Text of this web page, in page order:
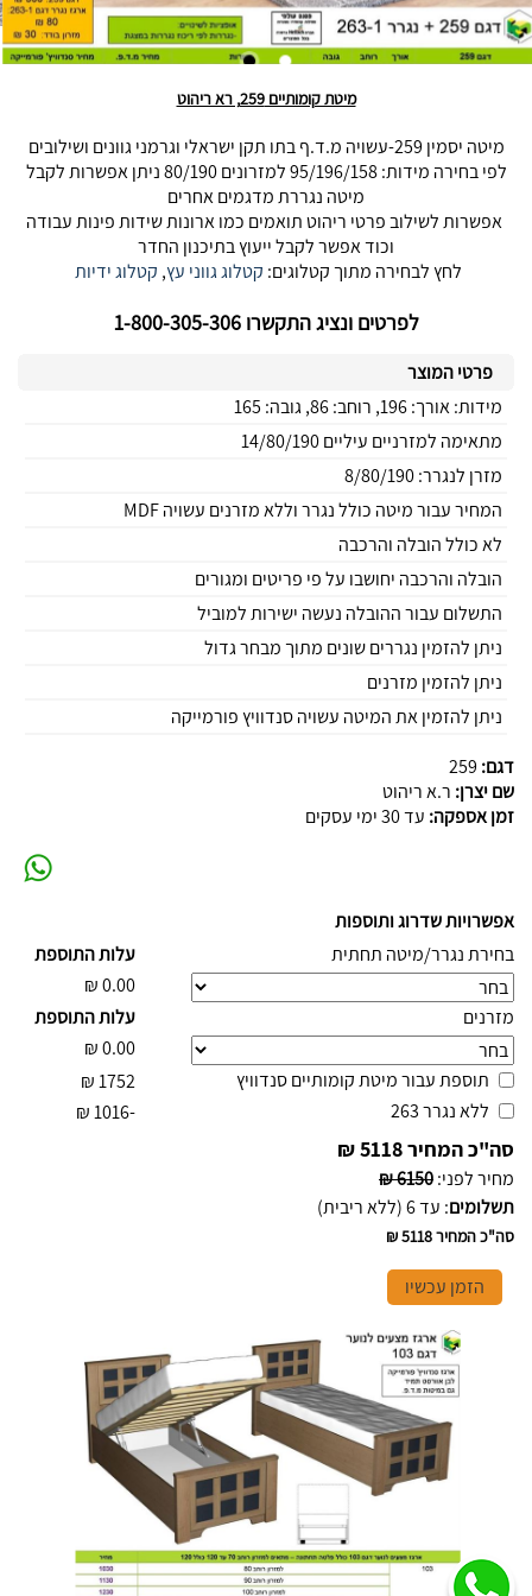
מיטת קומותיים 259, רא ריהוט
מיטה יסמין 259-עשויה מ.ד.ף בתו תקן ישראלי וגרמני גוונים ושילובים
לפי בחירה מידות: 95/196/158 למזרונים 80/190 ניתן אפשרות לקבל
מיטה נגררת מדגמים אחרים
אפשרות לשילוב פרטי ריהוט תואמים כמו ארונות שידות פינות עבודה
וכוד אפשר לקבל ייעוץ בתיכנון החדר
לחץ לבחירה מתוך קטלוגים: קטלוג גווני עץ, קטלוג ידיות
לפרטים ונציג התקשרו 1-800-305-306
פרטי המוצר
מידות: אורך: 196, רוחב: 86, גובה: 165
מתאימה למזרניים עיליים 14/80/190
מזרן לנגרר: 8/80/190
המחיר עבור מיטה כולל נגרר וללא מזרנים עשויה MDF
לא כולל הובלה והרכבה
הובלה והרכבה יחושבו על פי פריטים ומגורים
התשלום עבור ההובלה נעשה ישירות למוביל
ניתן להזמין נגררים שונים מתוך מבחר גדול
ניתן להזמין מזרנים
ניתן להזמין את המיטה עשויה סנדוויץ פורמייקה
דגם: 259
שם יצרן: ר.א ריהוט
זמן אספקה: עד 30 ימי עסקים
אפשרויות שדרוג ותוספות
בחירת נגרר/מיטה תחתית
עלות התוספת
0.00
₪
מזרנים
עלות התוספת
0.00
₪
תוספת עבור מיטת קומותיים סנדוויץ
1752
₪
ללא נגרר 263
-1016
₪
סה"כ המחיר5118 ₪
מחיר לפני:
6150 ₪
תשלומים: עד 6 (ללא ריבית)
סה"כ המחיר5118 ₪
הזמן עכשיו